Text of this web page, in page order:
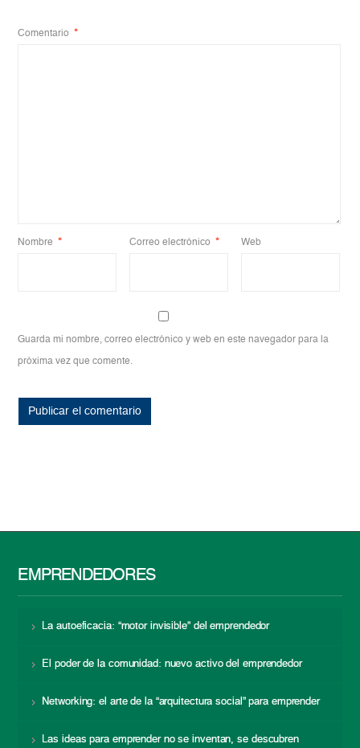
Comentario *
Nombre * Correo electrónico * Web
Guarda mi nombre, correo electrónico y web en este navegador para la
próxima vez que comente.
EMPRENDEDORES
La autoeficacia: “motor invisible” del emprendedor
El poder de la comunidad: nuevo activo del emprendedor
Networking: el arte de la “arquitectura social” para emprender
Las ideas para emprender no se inventan, se descubren